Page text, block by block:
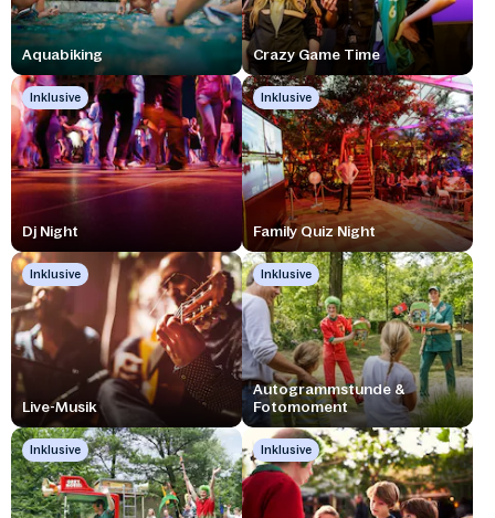
Aquabiking Crazy Game Time
Inklusive
Dj Night
Inklusive
Family Quiz Night
Inklusive
Live-Musik
Inklusive
Autogrammstunde &
Fotomoment
Inklusive Inklusive